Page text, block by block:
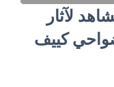
لآثار
كييف